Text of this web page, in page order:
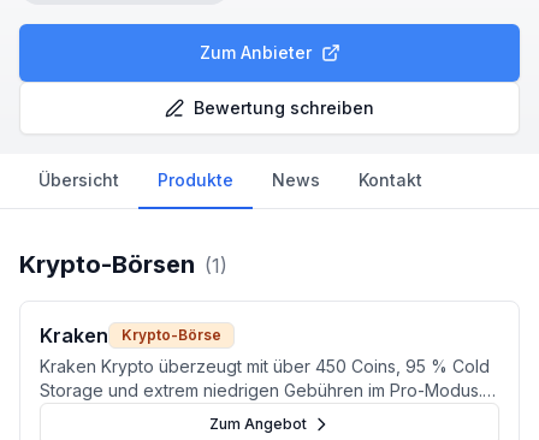
Zum Anbieter
Bewertung schreiben
Übersicht Produkte News Kontakt
Krypto-Börsen (1)
Kraken Krypto-Börse
Kraken Krypto überzeugt mit über 450 Coins, 95 % Cold
Storage und extrem niedrigen Gebühren im Pro-Modus.
Ideal für aktive Trader.Zum Angebot